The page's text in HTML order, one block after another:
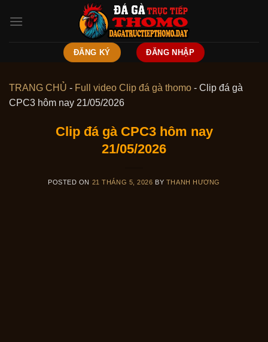
ĐĂNG KÝ ĐĂNG NHẬP
TRANG CHỦ - Full video Clip đá gà thomo - Clip đá gà
CPC3 hôm nay 21/05/2026
Clip đá gà CPC3 hôm nay
21/05/2026
POSTED ON 21 THÁNG 5, 2026 BY THANH HƯƠNG